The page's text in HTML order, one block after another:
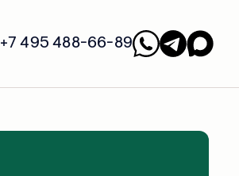
+7 495 488-66-89